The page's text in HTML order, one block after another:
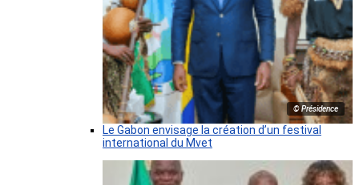
© Présidence
Le Gabon envisage la création d’un festival
international du Mvet